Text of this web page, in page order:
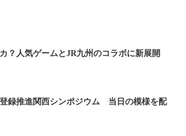
？人気ゲームとJR九州のコラボに新展開
録推進関西シンポジウム 当日の模様を配